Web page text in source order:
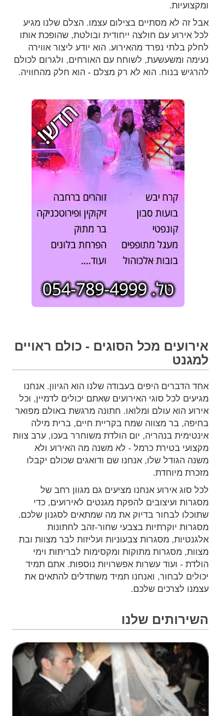
ומקצועיות.
אבל זה לא מסתיים בצילום עצמו. הצלם שלנו מגיע
לכל אירוע עם חולצה ייחודית ובולטת, שהופכת אותו
לחלק בלתי נפרד מהאירוע. הוא יודע ליצור אווירה
נעימה ומשעשעת, לשוחח עם האורחים, ולגרום לכולם
להרגיש בנוח. הוא לא רק מצלם - הוא חלק מהחוויה.
אירועים מכל הסוגים - כולם ראויים
למגנט
אחד הדברים היפים בעבודה שלנו הוא הגיוון. אנחנו
מגיעים לכל סוגי האירועים שאתם יכולים לדמיין, וכל
אירוע הוא עולם ומלואו. חתונה מרגשת באולם מפואר
בחיפה, בר מצווה שמח בקריית חיים, ברית מילה
אינטימית בנהריה, יום הולדת משוחרר בעכו, ערב צוות
מקצועי בטירת כרמל - לא משנה מה האירוע ולא
משנה הגודל שלו, אנחנו שם ודואגים שכולם יקבלו
מזכרת מיוחדת.
לכל סוג אירוע אנחנו מציעים גם מגוון רחב של
מסגרות ועיצובים להפקת מגנטים לאירועים, כדי
שתוכלו לבחור בדיוק את מה שמתאים לסגנון שלכם.
מסגרות יוקרתיות בצבעי שחור-זהב לחתונות
אלגנטיות, מסגרות צבעוניות ועליזות לבר מצוות ובת
מצוות, מסגרות מתוקות ומקסימות לבריתות וימי
הולדת - ועוד עשרות אפשרויות נוספות. אתם תמיד
יכולים לבחור, ואנחנו תמיד משתדלים להתאים את
עצמנו לצרכים שלכם.
השירותים שלנו